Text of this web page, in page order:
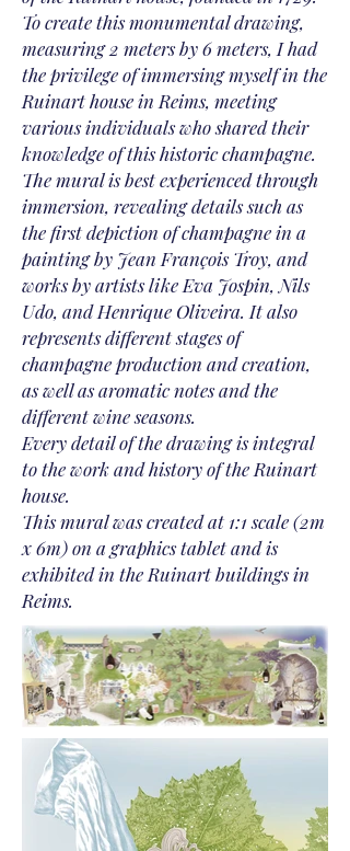
To create this monumental drawing,
measuring 2 meters by 6 meters, I had
the privilege of immersing myself in the
Ruinart house in Reims, meeting
various individuals who shared their
knowledge of this historic champagne.
The mural is best experienced through
immersion, revealing details such as
the first depiction of champagne in a
painting by Jean François Troy, and
works by artists like Eva Jospin, Nils
Udo, and Henrique Oliveira. It also
represents different stages of
champagne production and creation,
as well as aromatic notes and the
different wine seasons.
Every detail of the drawing is integral
to the work and history of the Ruinart
house.
This mural was created at 1:1 scale (2m
x 6m) on a graphics tablet and is
exhibited in the Ruinart buildings in
Reims.